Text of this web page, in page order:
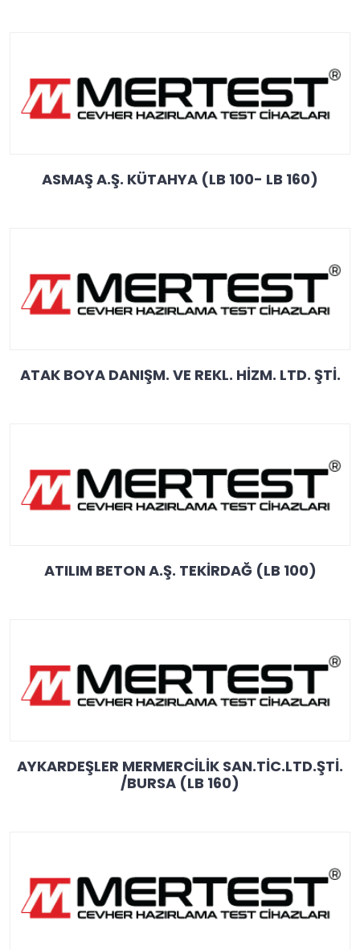
ASMAŞ A.Ş. KÜTAHYA (LB 100- LB 160)
ATAK BOYA DANIŞM. VE REKL. HİZM. LTD. ŞTİ.
ATILIM BETON A.Ş. TEKİRDAĞ (LB 100)
AYKARDEŞLER MERMERCİLİK SAN.TİC.LTD.ŞTİ.
/BURSA (LB 160)